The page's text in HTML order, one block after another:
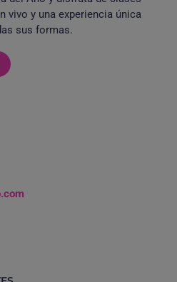
vivo y una experiencia única
sus formas.